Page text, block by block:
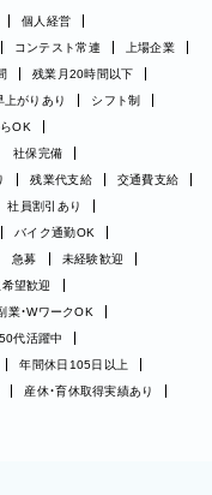
個人経営
コンテスト常連
上場企業
残業月20時間以下
上がりあり
シフト制
OK
社保完備
残業代支給
交通費支給
社員割引あり
バイク通勤OK
急募
未経験歓迎
望歓迎
業・WワークOK
代活躍中
年間休日105日以上
産休・育休取得実績あり